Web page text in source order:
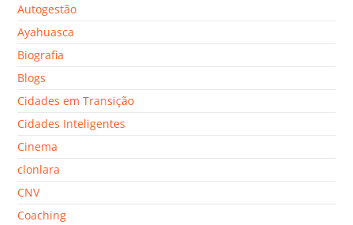
Autogestão
Ayahuasca
Biografia
Blogs
Cidades em Transição
Cidades Inteligentes
Cinema
clonlara
CNV
Coaching